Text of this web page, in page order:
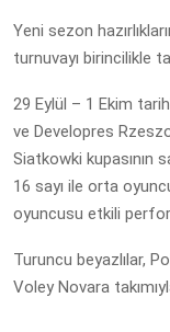
Yeni sezon
turnuvayı birincilikle
29 Eylül – 1 Ekim
ve Developres
Siatkowki kupasının
16 sayı ile orta
oyuncusu etkili
Turuncu beyazlılar,
Voley Novara